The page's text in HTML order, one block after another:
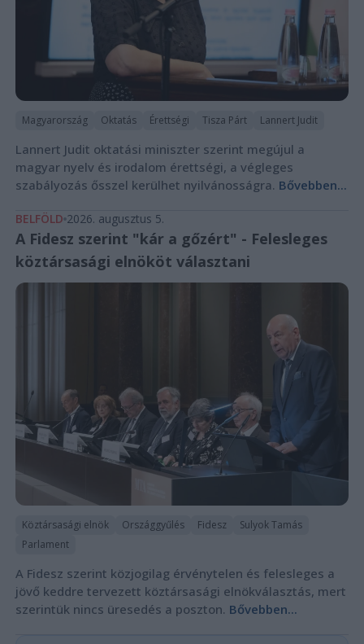
Magyarország Oktatás Érettségi Tisza Párt Lannert Judit
Lannert Judit oktatási miniszter szerint megújul a
magyar nyelv és irodalom érettségi, a végleges
szabályozás ősszel kerülhet nyilvánosságra. Bővebben...
BELFÖLD 2026. augusztus 5.
A Fidesz szerint "kár a gőzért" - Felesleges
köztársasági elnököt választani
Köztársasági elnök Országgyűlés Fidesz
Sulyok Tamás
Parlament
A Fidesz szerint közjogilag érvénytelen és felesleges a
jövő keddre tervezett köztársasági elnökválasztás, mert
szerintük nincs üresedés a poszton. Bővebben...